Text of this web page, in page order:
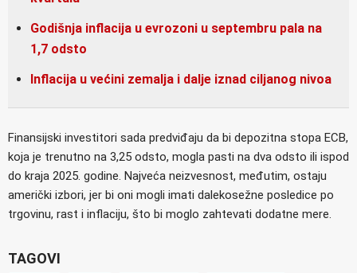
Godišnja inflacija u evrozoni u septembru pala na
1,7 odsto
Inflacija u većini zemalja i dalje iznad ciljanog nivoa
Finansijski investitori sada predviđaju da bi depozitna stopa ECB,
koja je trenutno na 3,25 odsto, mogla pasti na dva odsto ili ispod
do kraja 2025. godine. Najveća neizvesnost, međutim, ostaju
američki izbori, jer bi oni mogli imati dalekosežne posledice po
trgovinu, rast i inflaciju, što bi moglo zahtevati dodatne mere.
TAGOVI